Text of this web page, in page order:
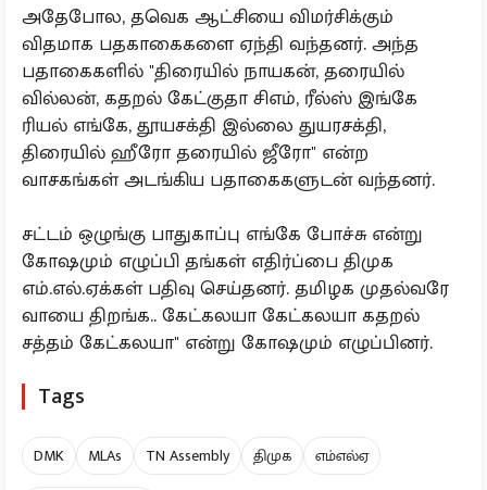
அதேபோல, தவெக ஆட்சியை விமர்சிக்கும்
விதமாக பதகாகைகளை ஏந்தி வந்தனர். அந்த
பதாகைகளில் "திரையில் நாயகன், தரையில்
வில்லன், கதறல் கேட்குதா சிஎம், ரீல்ஸ் இங்கே
ரியல் எங்கே, தூயசக்தி இல்லை துயரசக்தி,
திரையில் ஹீரோ தரையில் ஜீரோ" என்ற
வாசகங்கள் அடங்கிய பதாகைகளுடன் வந்தனர்.
சட்டம் ஒழுங்கு பாதுகாப்பு எங்கே போச்சு என்று
கோஷமும் எழுப்பி தங்கள் எதிர்ப்பை திமுக
எம்.எல்.ஏக்கள் பதிவு செய்தனர். தமிழக முதல்வரே
வாயை திறங்க.. கேட்கலயா கேட்கலயா கதறல்
சத்தம் கேட்கலயா" என்று கோஷமும் எழுப்பினர்.
Tags
DMK MLAs TN Assembly திமுக
எம்எல்ஏ